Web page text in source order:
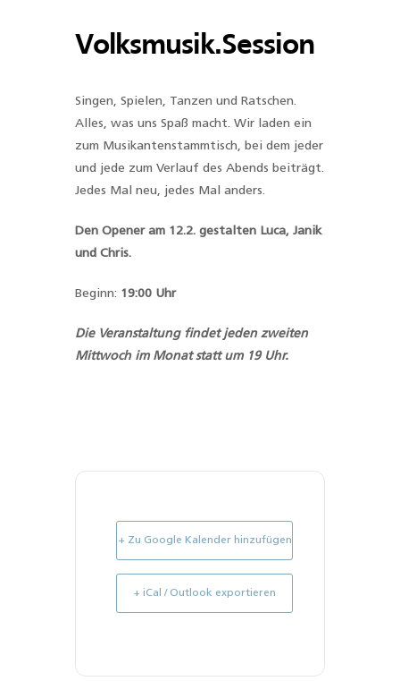
Volksmusik.Session
Singen, Spielen, Tanzen und Ratschen.
Alles, was uns Spaß macht. Wir laden ein
zum Musikantenstammtisch, bei dem jeder
und jede zum Verlauf des Abends beiträgt.
Jedes Mal neu, jedes Mal anders.
Den Opener am 12.2. gestalten Luca, Janik
und Chris.
Beginn: 19:00 Uhr
Die Veranstaltung findet jeden zweiten
Mittwoch im Monatstatt um 19 Uhr.
+ Zu Google Kalender hinzufügen
+ iCal / Outlook exportieren